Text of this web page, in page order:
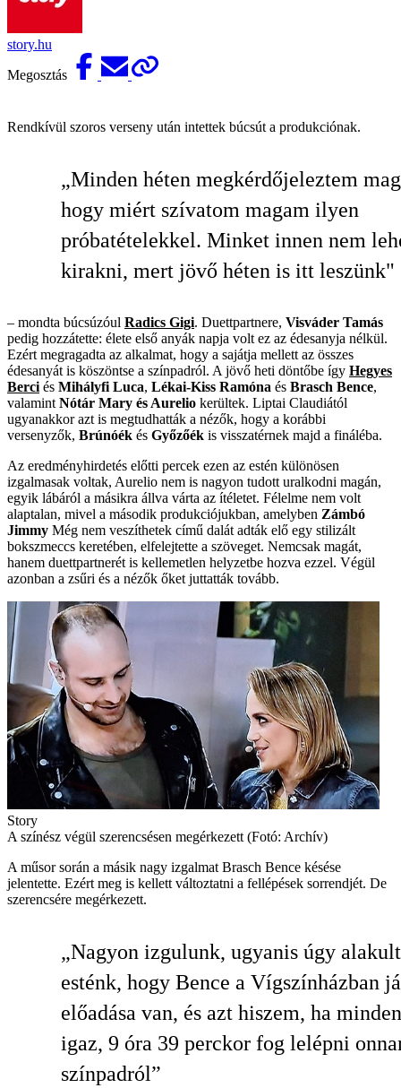
story.hu
Megosztás
Rendkívül szoros verseny után intettek búcsút a produkciónak.
„Minden héten megkérdőjeleztem
hogy miért szívatom magam ilyen
próbatételekkel. Minket innen nem
kirakni, mert jövő héten is itt leszünk"
– mondta búcsúzóul Radics Gigi. Duettpartnere, Visváder Tamás
pedig hozzátette: élete első anyák napja volt ez az édesanyja nélkül.
Ezért megragadta az alkalmat, hogy a sajátja mellett az összes
édesanyát is köszöntse a színpadról. A jövő heti döntőbe így Hegyes
Berci és Mihályfi Luca, Lékai-Kiss Ramóna és Brasch Bence,
valamint Nótár Mary és Aurelio kerültek. Liptai Claudiától
ugyanakkor azt is megtudhatták a nézők, hogy a korábbi
versenyzők, Brúnóék és Győzőék is visszatérnek majd a fináléba.
Az eredményhirdetés előtti percek ezen az estén különösen
izgalmasak voltak, Aurelio nem is nagyon tudott uralkodni magán,
egyik lábáról a másikra állva várta az ítéletet. Félelme nem volt
alaptalan, mivel a második produkciójukban, amelyben Zámbó
Jimmy Még nem veszíthetek című dalát adták elő egy stilizált
bokszmeccs keretében, elfelejtette a szöveget. Nemcsak magát,
hanem duettpartnerét is kellemetlen helyzetbe hozva ezzel. Végül
azonban a zsűri és a nézők őket juttatták tovább.
Story
A színész végül szerencsésen megérkezett (Fotó: Archív)
A műsor során a másik nagy izgalmat Brasch Bence késése
jelentette. Ezért meg is kellett változtatni a fellépések sorrendjét. De
szerencsére megérkezett.
Nagyon izgulunk, ugyanis úgy
esténk, hogy Bence a Vígszínházban
előadása van, és azt hiszem, ha minden
igaz, 9 óra 39 perckor fog lelépni
színpadról